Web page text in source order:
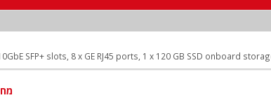
SFP+ slots, 8 x GE RJ45 ports, 1 x 120 GB SSD onboard